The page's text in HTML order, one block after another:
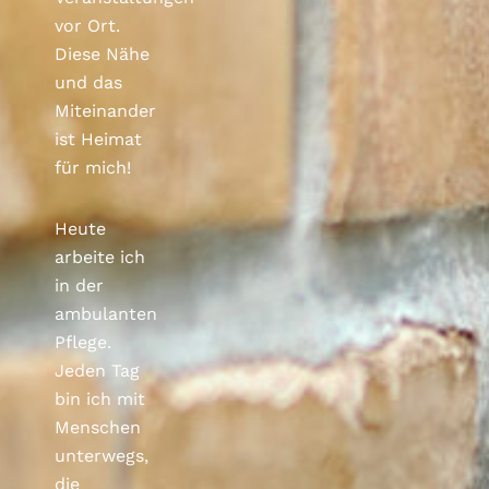
vor Ort.
Diese Nähe
und das
Miteinander
ist Heimat
für mich!
Heute
arbeite ich
in der
ambulanten
Pflege.
Jeden Tag
bin ich mit
Menschen
unterwegs,
die